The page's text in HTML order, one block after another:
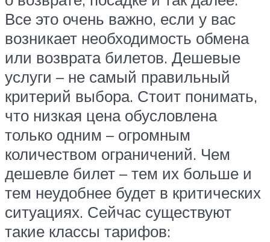
Все это очень важно, если у вас
возникает необходимость обмена
или возврата билетов. Дешевые
услуги – не самый правильный
критерий выбора. Стоит понимать,
что низкая цена обусловлена
только одним – огромным
количеством ограничений. Чем
дешевле билет – тем их больше и
тем неудобнее будет в критических
ситуациях. Сейчас существуют
такие классы тарифов: